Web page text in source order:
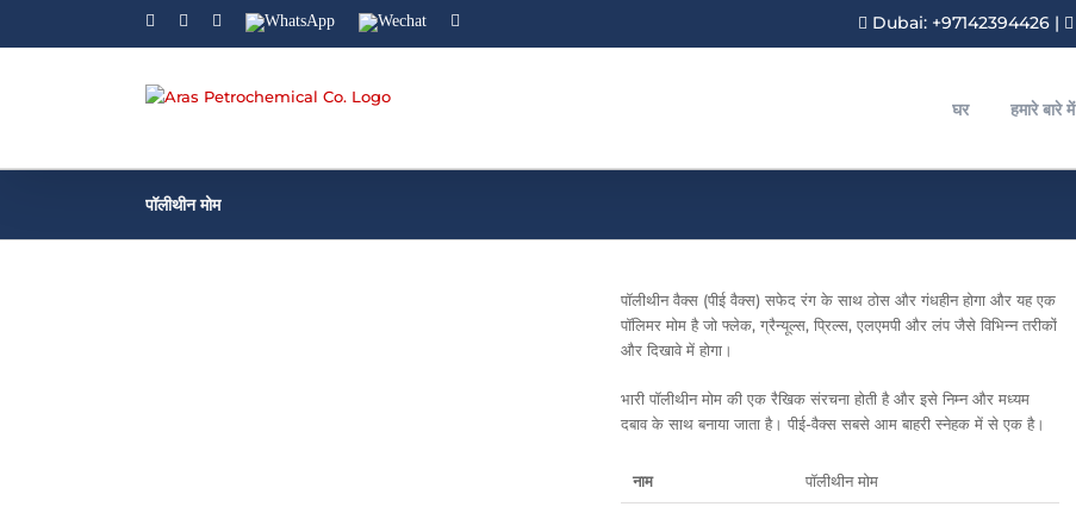
FacebookLinkedinInstagram
WhatsApp Wechat Dubai: +97142394426 |
घर हमारे बारे में
पॉलीथीन मोम
पॉलीथीन वैक्स (पीई वैक्स) सफेद रंग के साथ ठोस और गंधहीन होगा और यह एक
पॉलिमर मोम है जो फ्लेक, ग्रैन्यूल्स, प्रिल्स, एलएमपी और लंप जैसे विभिन्न तरीकों
और दिखावे में होगा।
भारी पॉलीथीन मोम की एक रैखिक संरचना होती है और इसे निम्न और मध्यम
दबाव के साथ बनाया जाता है। पीई-वैक्स सबसे आम बाहरी स्नेहक में से एक है।
नाम पॉलीथीन मोम